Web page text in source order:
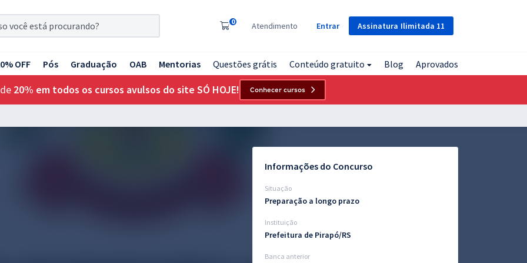
Assinatura Ilimitada 11
0 Atendimento Entrar
OFF Pós Graduação OAB Mentorias Questões grátis Conteúdo gratuito Blog Aprovados
20% em todos os cursos avulsos do site SÓ HOJE! Conhecer cursos
Informações do Concurso
Situação
Preparação a longo prazo
Instituição
Prefeitura de Pirapó/RS
Banca anterior